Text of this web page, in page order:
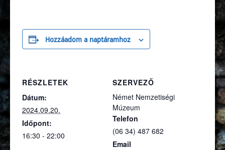
Hozzáadom a naptáramhoz
RÉSZLETEK
Dátum:
2024.09.20.
Időpont:
16:30 - 22:00
SZERVEZŐ
Német Nemzetiségi
Múzeum
Telefon
(06 34) 487 682
Email